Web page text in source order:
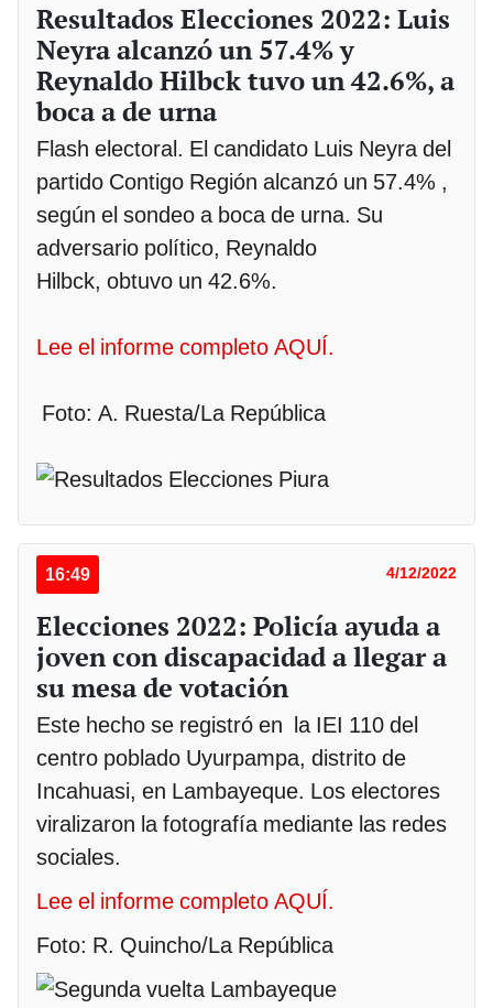
Resultados Elecciones 2022: Luis
Neyra alcanzó un 57.4% y
Reynaldo Hilbck tuvo un 42.6%, a
boca a de urna
Flash electoral. El candidato Luis Neyra del
partido Contigo Región alcanzó un 57.4% ,
según el sondeo a boca de urna. Su
adversario político, Reynaldo
Hilbck, obtuvo un 42.6%.
Lee el informe completo AQUÍ.
Foto: A. Ruesta/La República
16:49 4/12/2022
Elecciones 2022: Policía ayuda a
joven con discapacidad a llegar a
su mesa de votación
Este hecho se registró en la IEI 110 del
centro poblado Uyurpampa, distrito de
Incahuasi, en Lambayeque. Los electores
viralizaron la fotografía mediante las redes
sociales.
Lee el informe completo AQUÍ.
Foto: R. Quincho/La República